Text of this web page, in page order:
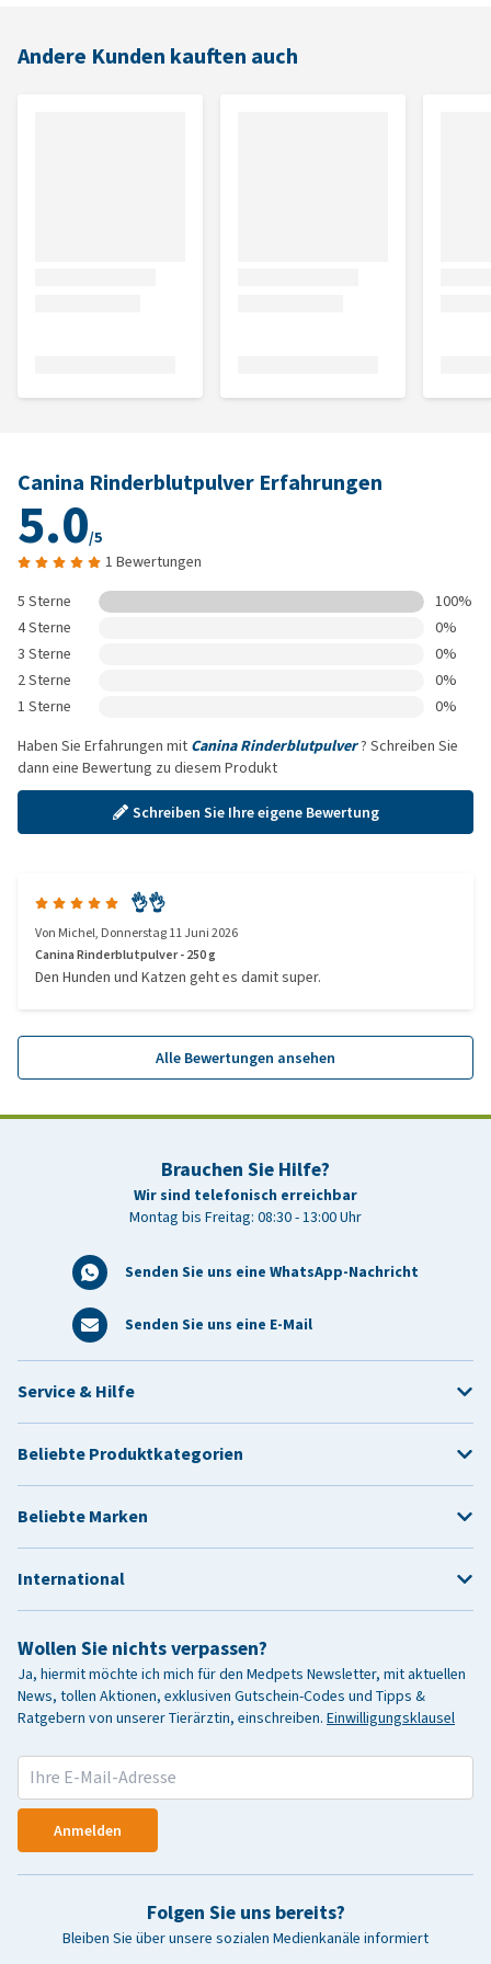
Andere Kunden kauften auch
Canina Rinderblutpulver Erfahrungen
5.0/5
1 Bewertungen
5 Sterne
100%
4 Sterne
0%
3 Sterne
0%
2 Sterne
0%
1 Sterne
0%
Haben Sie Erfahrungen mit Canina Rinderblutpulver? Schreiben Sie
dann eine Bewertung zu diesem Produkt
Schreiben Sie Ihre eigene Bewertung
👌👌
Von Michel, Donnerstag 11 Juni 2026
Canina Rinderblutpulver - 250 g
Den Hunden und Katzen geht es damit super.
Alle Bewertungen ansehen
Brauchen Sie Hilfe?
Wir sind telefonisch erreichbar
Montag bis Freitag: 08:30 - 13:00 Uhr
Senden Sie uns eine WhatsApp-Nachricht
Senden Sie uns eine E-Mail
Wollen Sie nichts verpassen?
Ja, hiermit möchte ich mich für den Medpets Newsletter, mit aktuellen
News, tollen Aktionen, exklusiven Gutschein-Codes und Tipps &
Ratgebern von unserer Tierärztin, einschreiben. Einwilligungsklausel
Anmelden
Folgen Sie uns bereits?
Bleiben Sie über unsere sozialen Medienkanäle informiert
Service & Hilfe
Beliebte Produktkategorien
Beliebte Marken
International